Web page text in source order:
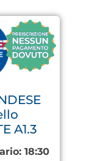
A1.3
18:30